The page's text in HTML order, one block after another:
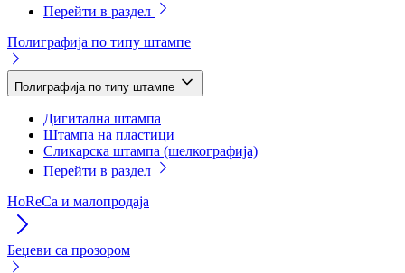
Перейти в раздел
Полиграфија по типу штампе
Полиграфија по типу штампе
Дигитална штампа
Штампа на пластици
Сликарска штампа (шелкографија)
Перейти в раздел
HoReCa и малопродаја
Беџеви са прозором